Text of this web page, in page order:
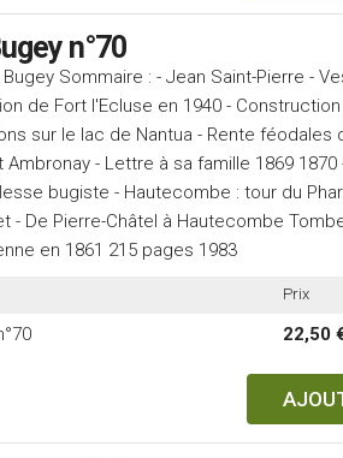
n°70
Sommaire : - Jean Saint-Pierre -
de Fort l'Ecluse en 1940 -
sur le lac de Nantua - Rente féodales
Ambronay - Lettre à sa famille 1869
bugiste - Hautecombe : tour du
- De Pierre-Châtel à Hautecombe
en 1861 215 pages 1983
Prix
22,50